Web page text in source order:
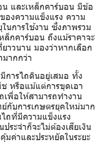
และเหล็กคาร์บอน มีข้อ
องความแข็งแรง ความ
นการใช้งาน ซึ่งภาพรวม
ล็กคาร์บอน ถึงแม้ราคาจะ
าวนาน มองว่าหากเลือก
ากกว่า
การไถดินอยู่เสมอ ทั้ง
หรือแม้แต่การขุดเอา
พื่อให้สามารถทำงาน
กับการเกษตรยุคใหม่มาก
ถที่มีความแข็งแรง
ะจำก็จะไม่ต้องเสียเงิน
ค่าและประหยัดในระยะ